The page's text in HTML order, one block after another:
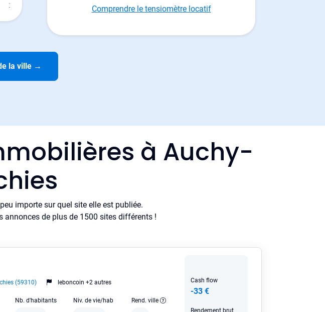
Comprendre le tensiomètre locatif
la ville →
à Auchy-
importe sur quel site elle est publiée.
annonces de plus de 1500 sites différents !
(59310) leboncoin +2 autres
Nb. d'habitants
Niv. de vie/hab
Rend. ville
Cash flow
-33 €
Rendement brut